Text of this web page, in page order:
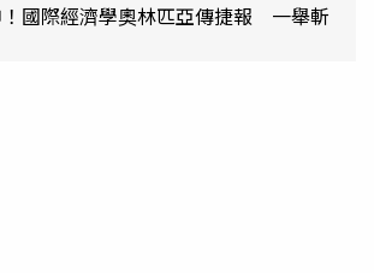
國際經濟學奧林匹亞傳捷報 一舉斬